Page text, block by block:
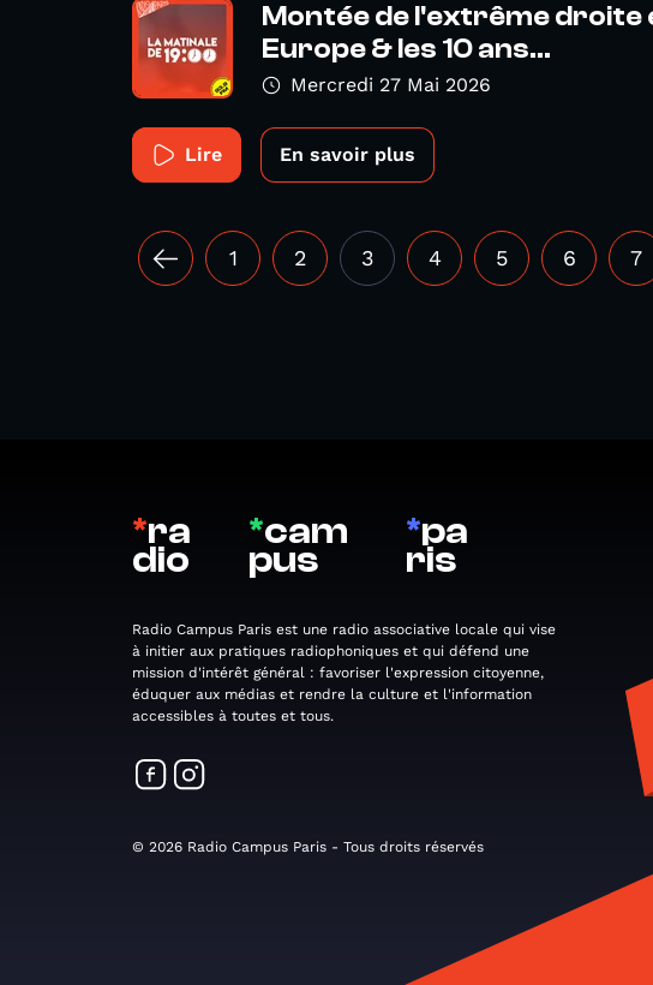
Montée de l'extrême droite
Europe & les 10 ans...
Mercredi 27 Mai 2026
Lire En savoir plus
1 2 3 4 5 6 7
*ra
dio
*cam
pus
*pa
ris
Radio Campus Paris est une radio associative locale qui vise
à initier aux pratiques radiophoniques et qui défend une
mission d'intérêt général : favoriser l'expression citoyenne,
éduquer aux médias et rendre la culture et l'information
accessibles à toutes et tous.
© 2026 Radio Campus Paris - Tous droits réservés